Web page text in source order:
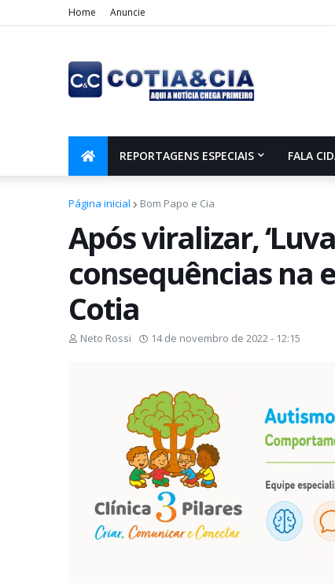
Home Anuncie
REPORTAGENS ESPECIAIS FALA
Página inicial Bom Papo e Cia
Após viralizar,
consequências na
Cotia
Neto Rossi 14 de novembro de 2022 - 12:15